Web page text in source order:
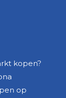
kopen?
op